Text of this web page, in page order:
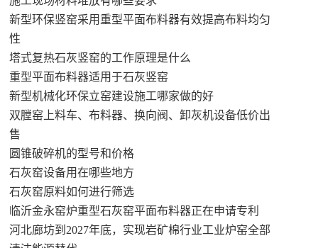
新型环保竖窑采用重型平面布料器有效提高布料均匀
性
塔式复热石灰竖窑的工作原理是什么
重型平面布料器适用于石灰竖窑
新型机械化环保立窑建设施工哪家做的好
双膛窑上料车、布料器、换向阀、卸灰机设备低价出
售
圆锥破碎机的型号和价格
石灰窑设备用在哪些地方
石灰窑原料如何进行筛选
临沂金永窑炉重型石灰窑平面布料器正在申请专利
河北廊坊到2027年底，实现岩矿棉行业工业炉窑全部